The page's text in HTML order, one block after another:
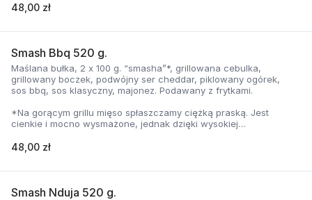
temperaturze, zyskuje jednocześnie chrupiąca skorupkę i
48,00 zł
Smash Bbq 520 g.
Maślana bułka, 2 x 100 g. “smasha”*, grillowana cebulka,
grillowany boczek, podwójny ser cheddar, piklowany ogórek,
sos bbq, sos klasyczny, majonez. Podawany z frytkami.
*Na gorącym grillu mięso spłaszczamy ciężką praską. Jest
cienkie i mocno wysmażone, jednak dzięki wysokiej
delikatną soczystość.
48,00 zł
Smash Nduja 520 g.